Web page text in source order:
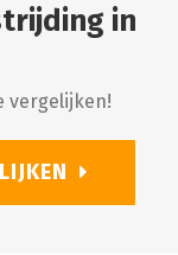
in
vergelijken!